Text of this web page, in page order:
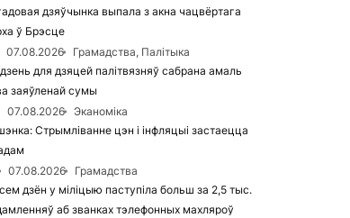
дзяўчынка выпала з акна чацвёртага
ў Брэсце
07.08.2026
Грамадства, Палітыка
для дзяцей палітвязняў сабрана амаль
заяўленай сумы
07.08.2026
Эканоміка
Стрымліванне цэн і інфляцыі застаецца
07.08.2026
Грамадства
дзён у міліцыю паступіла больш за 2,5 тыс.
аб званках тэлефонных махляроў